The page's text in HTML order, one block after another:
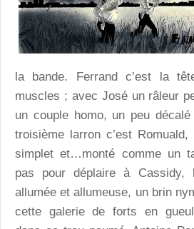
la bande. Ferrand c’est la
muscles ; avec José un râleur
un couple homo, un peu
troisième larron c’est
simplet et…monté comme un
pas pour déplaire à Cassidy,
allumée et allumeuse, un brin
cette galerie de forts en